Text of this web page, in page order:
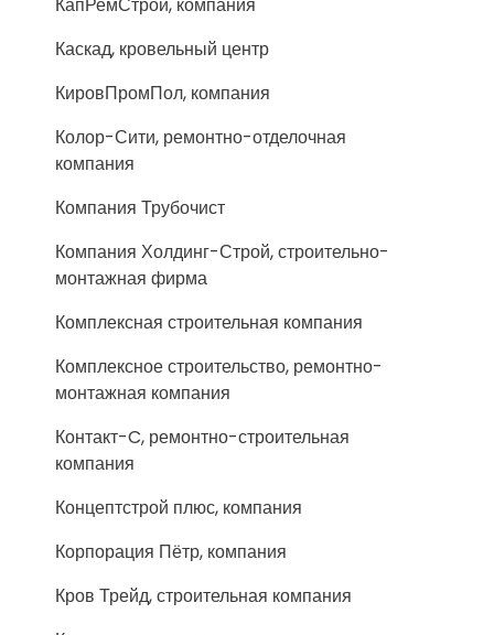
Каскад, кровельный центр
КировПромПол, компания
Колор-Сити, ремонтно-отделочная
компания
Компания Трубочист
Компания Холдинг-Строй, строительно-
монтажная фирма
Комплексная строительная компания
Комплексное строительство, ремонтно-
монтажная компания
Контакт-C, ремонтно-строительная
компания
Концептстрой плюс, компания
Корпорация Пётр, компания
Кров Трейд, строительная компания